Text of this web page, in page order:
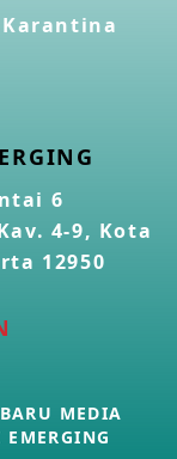
Keempat di
di Italia
6
4-9, Kota
12950
MEDIA